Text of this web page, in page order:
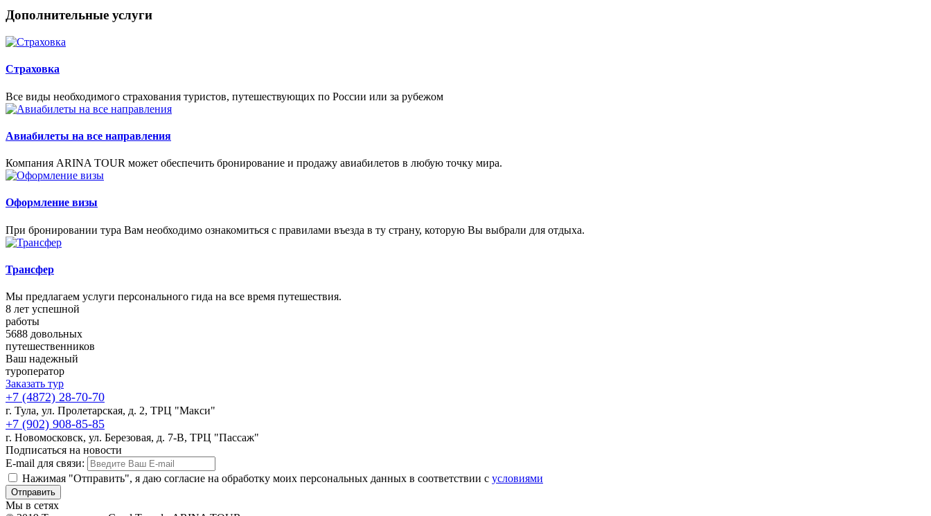
Дополнительные услуги
Страховка
Все виды необходимого страхования туристов, путешествующих по России или за рубежом
Авиабилеты на все направления
Компания ARINA TOUR может обеспечить бронирование и продажу авиабилетов в любую точку мира.
Оформление визы
При бронировании тура Вам необходимо ознакомиться с правилами въезда в ту страну, которую Вы выбрали для отдыха.
Трансфер
Мы предлагаем услуги персонального гида на все время путешествия.
8 лет успешной
работы
5688 довольных
путешественников
Ваш надежный
туроператор
Заказать тур
+7 (4872) 28-70-70
г. Тула, ул. Пролетарская, д. 2, ТРЦ "Макси"
+7 (902) 908-85-85
г. Новомосковск, ул. Березовая, д. 7-В, ТРЦ "Пассаж"
Подписаться на новости
E-mail для связи:
Нажимая "Отправить", я даю согласие на обработку моих персональных данных в соответствии с условиями
Мы в сетях